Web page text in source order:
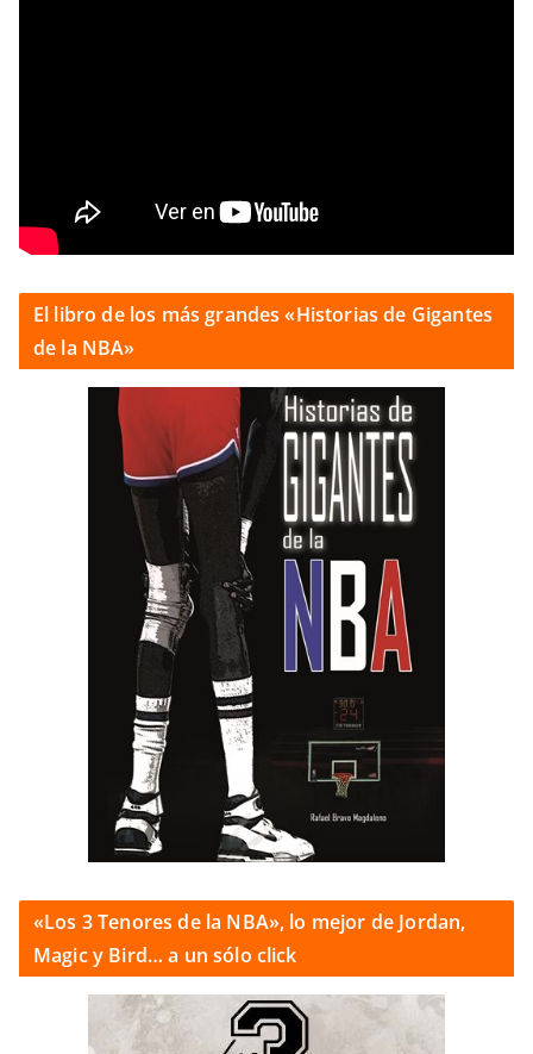
El libro de los más grandes «Historias de Gigantes
de la NBA»
«Los 3 Tenores de la NBA», lo mejor de Jordan,
Magic y Bird… a un sólo click